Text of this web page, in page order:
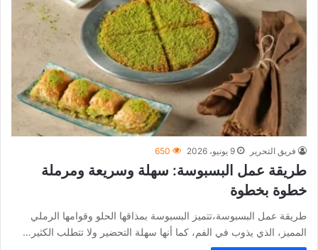
فريق التحرير 9 يونيو، 2026 650
طريقة عمل البسبوسة: سهلة وسريعة ومرملة
خطوة بخطوة
طريقة عمل البسبوسة،تتميز البسبوسة بمذاقها الحلو وقوامها الرملي
المميز، الذي يذوب في الفم، كما أنها سهلة التحضير ولا تتطلب الكثير…